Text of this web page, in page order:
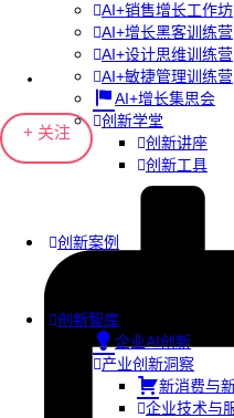
AI+销售增长工作坊
AI+增长黑客训练营
AI+设计思维训练营
AI+敏捷管理训练营
AI+增长集思会
创新学堂
创新讲座
创新工具
创新案例
创新智库
企业AI创新
产业创新洞察
新消费与
企业技术与
+ 关注